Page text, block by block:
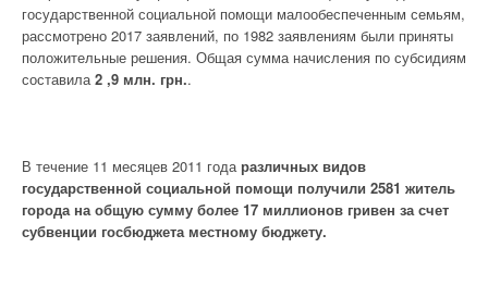
государственной социальной помощи малообеспеченным семьям,
рассмотрено 2017 заявлений, по 1982 заявлениям были приняты
положительные решения. Общая сумма начисления по субсидиям
составила2 ,9 млн. грн..
В течение 11 месяцев 2011 года различных видов
государственной социальной помощи получили 2581 житель
города на общую сумму более 17 миллионов гривен за счет
субвенции госбюджета местному бюджету.